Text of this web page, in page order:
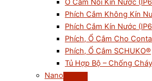
Ổ Cắm Nổi Kín Nước
Phích Cắm Không Kín
Phích Cắm Kín Nước
Phích, Ổ Cắm Cho
Phích, Ổ Cắm SCHUKO®
Tủ Hợp Bộ – Chống
Nano